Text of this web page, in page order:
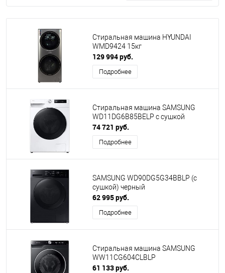
Стиральная машина HYUNDAI
WMD9424 15кг
129 994 руб.
Подробнее
Стиральная машина SAMSUNG
WD11DG6B85BELP с сушкой
74 721 руб.
Подробнее
SAMSUNG WD90DG5G34BBLP (с
сушкой) черный
62 995 руб.
Подробнее
Стиральная машина SAMSUNG
WW11CG604CLBLP
61 133 руб.